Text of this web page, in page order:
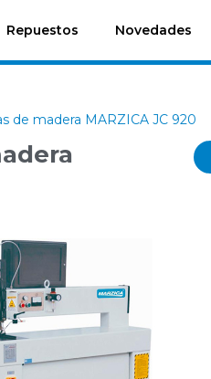
Repuestos Novedades
de madera MARZICA JC 920